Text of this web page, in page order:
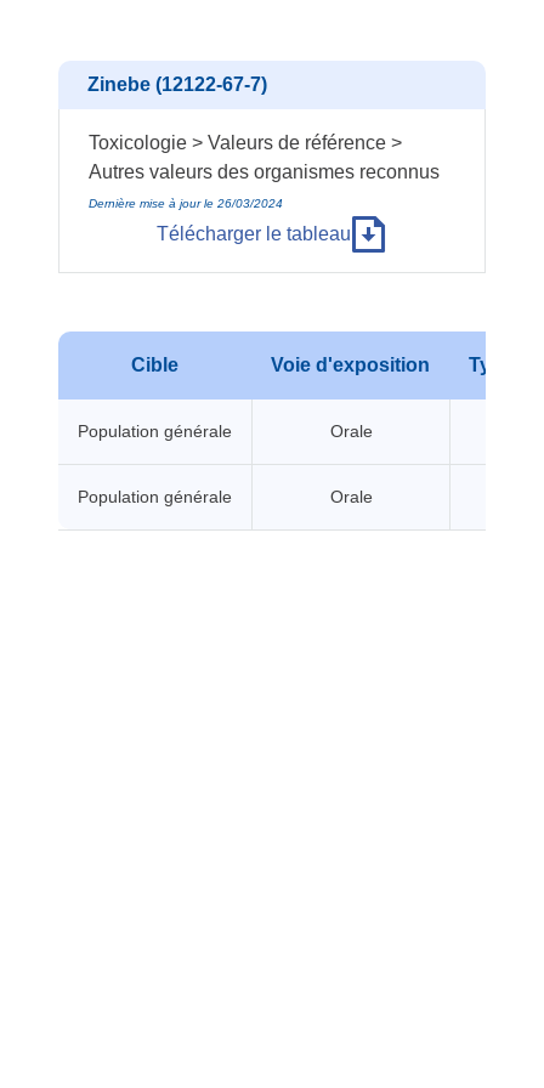
Zinebe (12122-67-7)
Toxicologie > Valeurs de référence >
Autres valeurs des organismes reconnus
Dernière mise à jour le 26/03/2024
Télécharger le tableau
Cible Voie d'exposition Type
Population générale Orale
Population générale Orale